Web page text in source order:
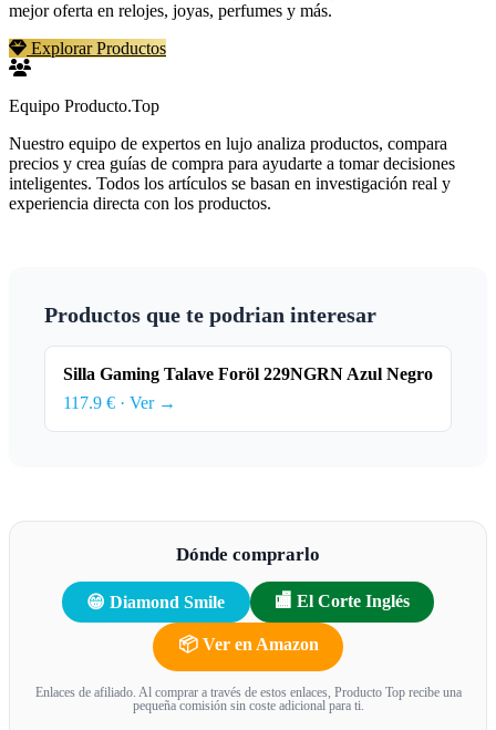
mejor oferta en relojes, joyas, perfumes y más.
Explorar Productos
Equipo Producto.Top
Nuestro equipo de expertos en lujo analiza productos, compara
precios y crea guías de compra para ayudarte a tomar decisiones
inteligentes. Todos los artículos se basan en investigación real y
experiencia directa con los productos.
Productos que te podrian interesar
Silla Gaming Talave Foröl 229NGRN Azul Negro
117.9 € · Ver →
Dónde comprarlo
😁 Diamond Smile 🏬 El Corte Inglés
📦 Ver en Amazon
Enlaces de afiliado. Al comprar a través de estos enlaces, Producto Top recibe una
pequeña comisión sin coste adicional para ti.